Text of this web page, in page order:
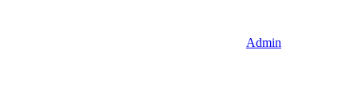
Admin